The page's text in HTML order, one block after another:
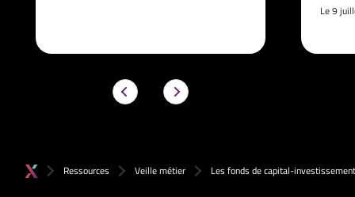
Le 9
Ressources Veille métier Les fonds de capital-investissement